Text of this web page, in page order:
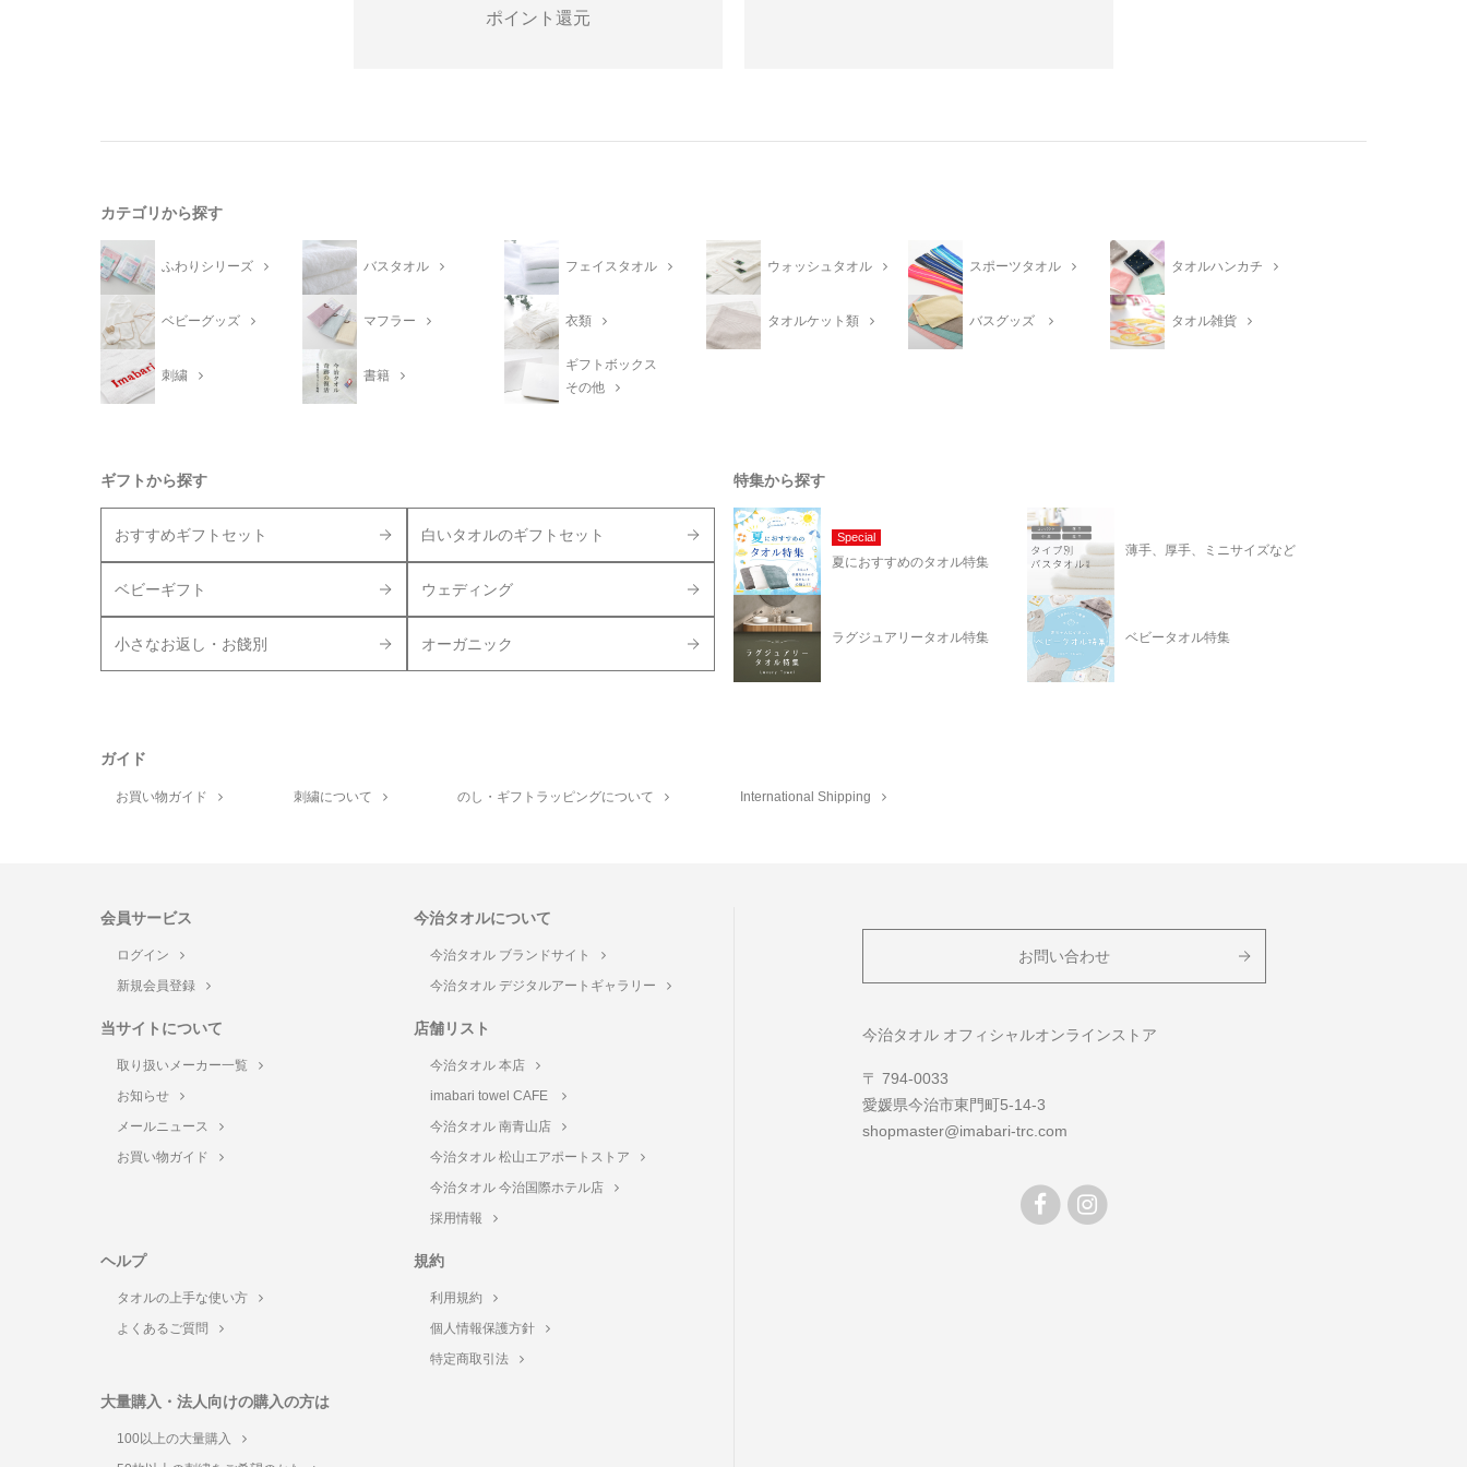
ポイント還元
カテゴリから探す
ふわりシリーズ バスタオル フェイスタオル ウォッシュタオル スポーツタオル タオルハンカチ
ベビーグッズ マフラー 衣類 タオルケット類 バスグッズ タオル雑貨
刺繍 書籍
ギフトボックス
その他
ギフトから探す
おすすめギフトセット 白いタオルのギフトセット
ベビーギフト ウェディング
小さなお返し・お餞別 オーガニック
特集から探す
Special
夏におすすめのタオル特集
薄手、厚手、ミニサイズなど
ラグジュアリータオル特集 ベビータオル特集
ガイド
お買い物ガイド 刺繍について のし・ギフトラッピングについて International Shipping
会員サービス
ログイン
新規会員登録
今治タオルについて
今治タオル ブランドサイト
今治タオル デジタルアートギャラリー
当サイトについて
取り扱いメーカー一覧
お知らせ
メールニュース
お買い物ガイド
店舗リスト
今治タオル 本店
imabari towel CAFE
今治タオル 南青山店
今治タオル 松山エアポートストア
今治タオル 今治国際ホテル店
採用情報
ヘルプ
タオルの上手な使い方
よくあるご質問
規約
利用規約
個人情報保護方針
特定商取引法
大量購入・法人向けの購入の方は
100以上の大量購入
お問い合わせ
今治タオル オフィシャルオンラインストア
〒 794-0033
愛媛県今治市東門町5-14-3
shopmaster@imabari-trc.com